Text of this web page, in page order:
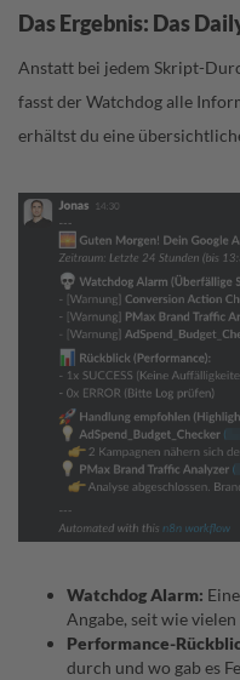
Das Ergebnis: Das
Anstatt bei jedem Skript-
fasst der Watchdog alle
erhältst du eine
Watchdog Alarm:
Angabe, seit wie
Performance-
durch und wo gab es